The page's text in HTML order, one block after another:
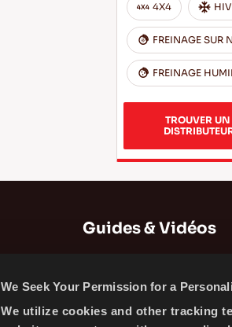
We Seek Your Permission for a
We utilize cookies and other tracking
4X4
FREINAGE SUR
FREINAGE
TROUVER UN
Guides & Vidéos
Vidéos